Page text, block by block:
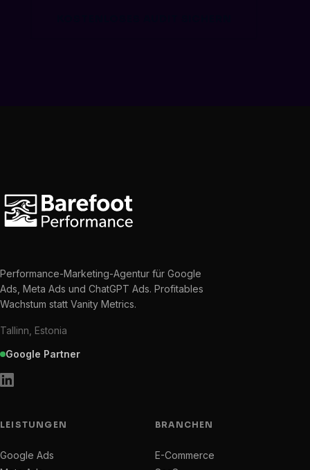
Performance-Marketing-Agentur für Google
Ads, Meta Ads und ChatGPT Ads. Profitables
Wachstum statt Vanity Metrics.
Tallinn, Estonia
Google Partner
LEISTUNGEN
Google Ads
BRANCHEN
E-Commerce